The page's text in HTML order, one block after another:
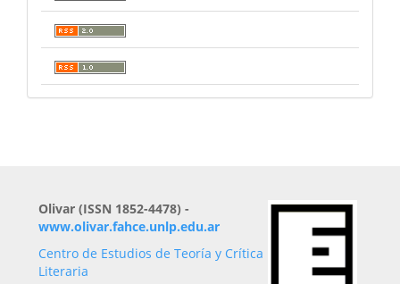
Olivar (ISSN 1852-4478) -
www.olivar.fahce.unlp.edu.ar
Centro de Estudios de Teoría y Crítica
Literaria